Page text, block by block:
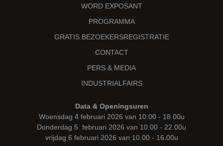
WORD EXPOSANT
PROGRAMMA
GRATIS BEZOEKERSREGISTRATIE
CONTACT
PERS & MEDIA
INDUSTRIALFAIRS
Data & Openingsuren
Woensdag 4 februari 2026 van 10.00 - 18.00u
Donderdag 5 februari 2026 van 10.00 - 22.00u
vrijdag 6 februari 2026 van 10.00 - 16.00u